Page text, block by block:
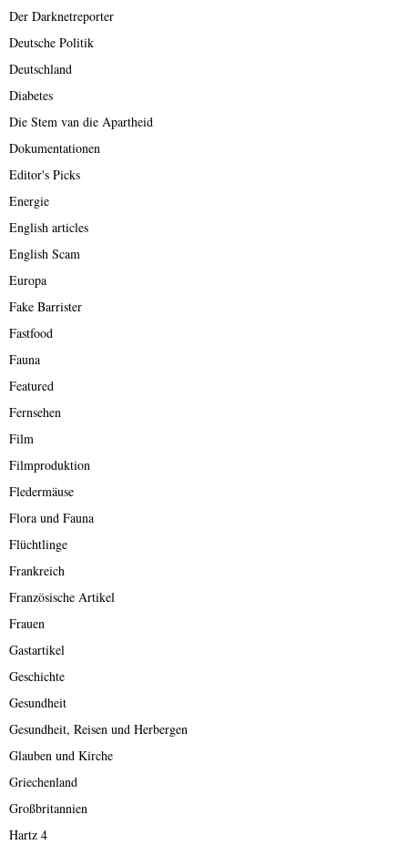
Der Darknetreporter
Deutsche Politik
Deutschland
Diabetes
Die Stem van die Apartheid
Dokumentationen
Editor's Picks
Energie
English articles
English Scam
Europa
Fake Barrister
Fastfood
Fauna
Featured
Fernsehen
Film
Filmproduktion
Fledermäuse
Flora und Fauna
Flüchtlinge
Frankreich
Französische Artikel
Frauen
Gastartikel
Geschichte
Gesundheit
Gesundheit, Reisen und Herbergen
Glauben und Kirche
Griechenland
Großbritannien
Hartz 4